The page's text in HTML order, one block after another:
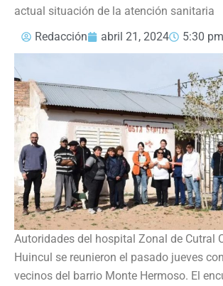
actual situación de la atención sanitaria
Redacción
abril 21, 2024 5:30 pm
Autoridades del hospital Zonal de Cutral
Huincul se reunieron el pasado jueves
vecinos del barrio Monte Hermoso. El